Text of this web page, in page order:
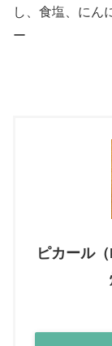
し、食塩、にん
ー
ピカール